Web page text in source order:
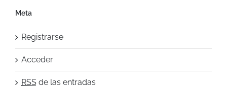
Meta
Registrarse
Acceder
RSS de las entradas